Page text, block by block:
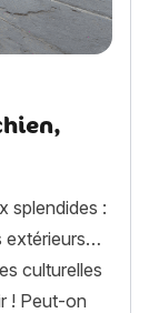
splendides :
extérieurs…
culturelles
! Peut-on